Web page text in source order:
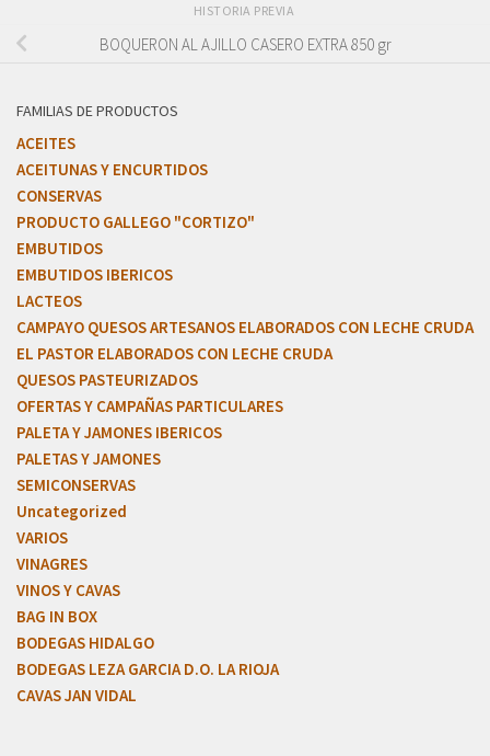
HISTORIA PREVIA
BOQUERON AL AJILLO CASERO EXTRA 850 gr
FAMILIAS DE PRODUCTOS
ACEITES
ACEITUNAS Y ENCURTIDOS
CONSERVAS
PRODUCTO GALLEGO "CORTIZO"
EMBUTIDOS
EMBUTIDOS IBERICOS
LACTEOS
CAMPAYO QUESOS ARTESANOS ELABORADOS CON LECHE CRUDA
EL PASTOR ELABORADOS CON LECHE CRUDA
QUESOS PASTEURIZADOS
OFERTAS Y CAMPAÑAS PARTICULARES
PALETA Y JAMONES IBERICOS
PALETAS Y JAMONES
SEMICONSERVAS
Uncategorized
VARIOS
VINAGRES
VINOS Y CAVAS
BAG IN BOX
BODEGAS HIDALGO
BODEGAS LEZA GARCIA D.O. LA RIOJA
CAVAS JAN VIDAL